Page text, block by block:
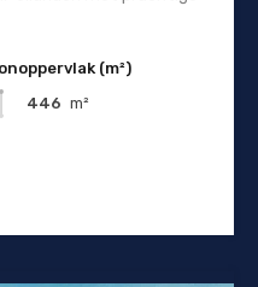
(m²)
446 m²